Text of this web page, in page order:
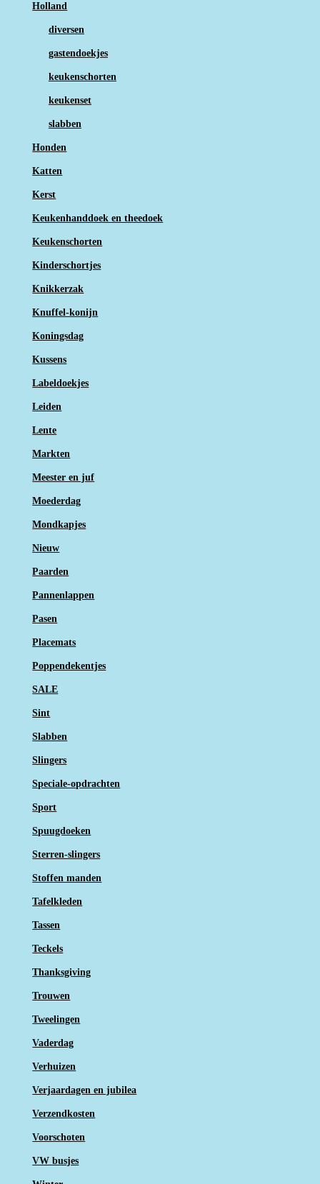
Holland
diversen
gastendoekjes
keukenschorten
keukenset
slabben
Honden
Katten
Kerst
Keukenhanddoek en theedoek
Keukenschorten
Kinderschortjes
Knikkerzak
Knuffel-konijn
Koningsdag
Kussens
Labeldoekjes
Leiden
Lente
Markten
Meester en juf
Moederdag
Mondkapjes
Nieuw
Paarden
Pannenlappen
Pasen
Placemats
Poppendekentjes
SALE
Sint
Slabben
Slingers
Speciale-opdrachten
Sport
Spuugdoeken
Sterren-slingers
Stoffen manden
Tafelkleden
Tassen
Teckels
Thanksgiving
Trouwen
Tweelingen
Vaderdag
Verhuizen
Verjaardagen en jubilea
Verzendkosten
Voorschoten
VW busjes